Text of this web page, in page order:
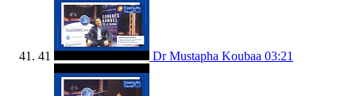
41 Dr Mustapha Koubaa 03:21